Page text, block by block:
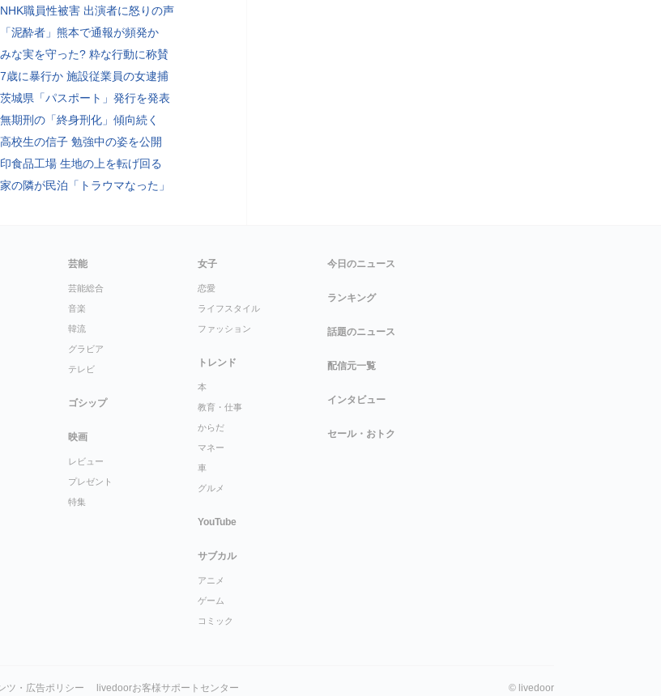
NHK職員性被害 出演者に怒りの声
「泥酔者」熊本で通報が頻発か
みな実を守った? 粋な行動に称賛
7歳に暴行か 施設従業員の女逮捕
茨城県「パスポート」発行を発表
無期刑の「終身刑化」傾向続く
高校生の信子 勉強中の姿を公開
印食品工場 生地の上を転げ回る
家の隣が民泊「トラウマなった」
芸能
芸能総合
音楽
韓流
グラビア
テレビ
ゴシップ
映画
レビュー
プレゼント
特集
女子
恋愛
ライフスタイル
ファッション
トレンド
本
教育・仕事
からだ
マネー
車
グルメ
YouTube
サブカル
アニメ
ゲーム
コミック
今日のニュース
ランキング
話題のニュース
配信元一覧
インタビュー
セール・おトク
ツ・広告ポリシー livedoorお客様サポートセンター © livedoor